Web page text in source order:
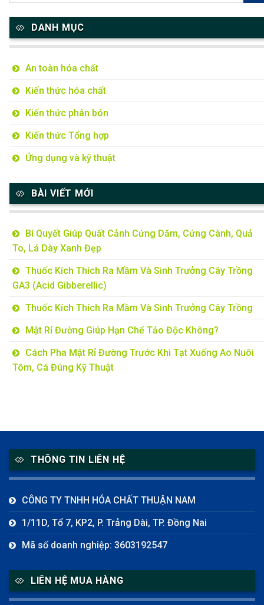
DANH MỤC
An toàn hóa chất
Kiến thức hóa chất
Kiến thức phân bón
Kiến thức Tổng hợp
Ứng dụng và kỹ thuật
BÀI VIẾT MỚI
Bí Quyết Giúp Quất Cảnh Cứng Dăm, Cứng Cành, Quả
To, Lá Dày Xanh Đẹp
Thuốc Kích Thích Ra Mầm Và Sinh Trưởng Cây Trồng
GA3 (Acid Gibberellic)
Thuốc Kích Thích Ra Mầm Và Sinh Trưởng Cây Trồng
Mật Rỉ Đường Giúp Hạn Chế Tảo Độc Không?
Cách Pha Mật Rỉ Đường Trước Khi Tạt Xuống Ao Nuôi
Tôm, Cá Đúng Kỹ Thuật
THÔNG TIN LIÊN HỆ
CÔNG TY TNHH HÓA CHẤT THUẬN NAM
1/11D, Tổ 7, KP2, P. Trảng Dài, TP. Đồng Nai
Mã số doanh nghiệp: 3603192547
LIÊN HỆ MUA HÀNG